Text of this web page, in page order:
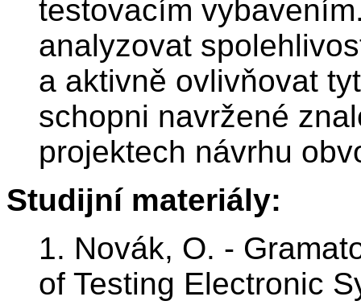
testovacím
analyzovat
a aktivně ovlivňovat
schopni navržené
projektech návrhu
Studijní materiály:
1. Novák, O. -
of Testing Electronic